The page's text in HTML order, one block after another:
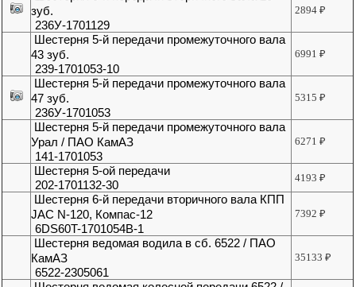
зуб.
236У-1701129
2894₽
Шестерня 5-й передачи промежуточного вала
43 зуб.
239-1701053-10
6991₽
Шестерня 5-й передачи промежуточного вала
47 зуб.
236У-1701053
5315₽
Шестерня 5-й передачи промежуточного вала
Урал / ПАО КамАЗ
141-1701053
6271₽
Шестерня 5-ой передачи
202-1701132-30
4193₽
Шестерня 6-й передачи вторичного вала КПП
JAC N-120, Компас-12
6DS60T-1701054B-1
7392₽
Шестерня ведомая водила в сб. 6522 / ПАО
КамАЗ
6522-2305061
35133₽